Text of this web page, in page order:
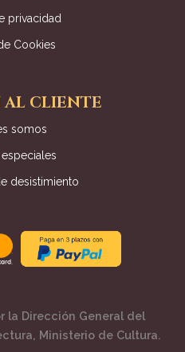
privacidad
Cookies
CLIENTE
somos
desistimiento
la Dirección General del
Ministerio de Cultura.